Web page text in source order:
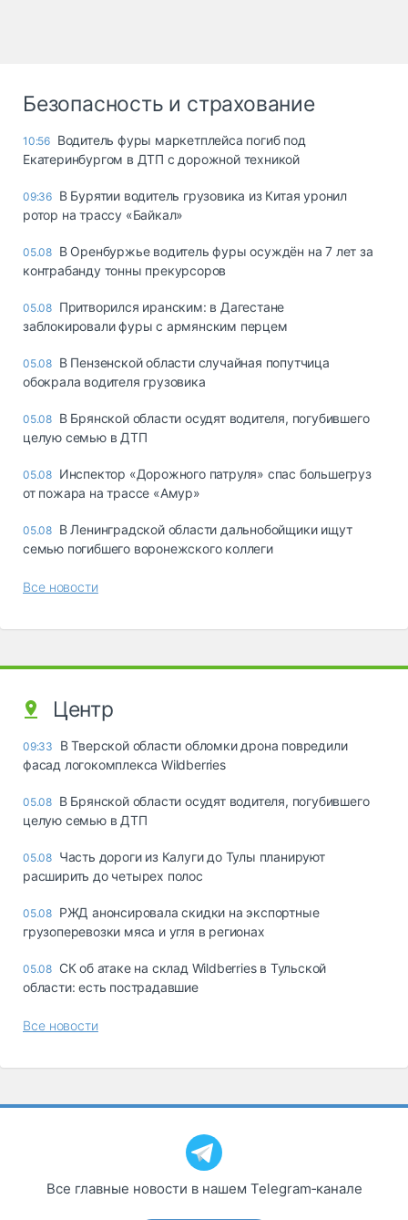
Безопасность и страхование
10:56 Водитель фуры маркетплейса погиб под
Екатеринбургом в ДТП с дорожной техникой
09:36 В Бурятии водитель грузовика из Китая уронил
ротор на трассу «Байкал»
05.08 В Оренбуржье водитель фуры осуждён на 7 лет за
контрабанду тонны прекурсоров
05.08 Притворился иранским: в Дагестане
заблокировали фуры с армянским перцем
05.08 В Пензенской области случайная попутчица
обокрала водителя грузовика
05.08 В Брянской области осудят водителя, погубившего
целую семью в ДТП
05.08 Инспектор «Дорожного патруля» спас большегруз
от пожара на трассе «Амур»
05.08 В Ленинградской области дальнобойщики ищут
семью погибшего воронежского коллеги
Все новости
Центр
09:33
В Тверской области обломки дрона повредили
фасад логокомплекса Wildberries
05.08 В Брянской области осудят водителя, погубившего
целую семью в ДТП
05.08 Часть дороги из Калуги до Тулы планируют
расширить до четырех полос
05.08 РЖД анонсировала скидки на экспортные
грузоперевозки мяса и угля в регионах
05.08 СК об атаке на склад Wildberries в Тульской
области: есть пострадавшие
Все новости
Все главные новости в нашем Telegram‑канале